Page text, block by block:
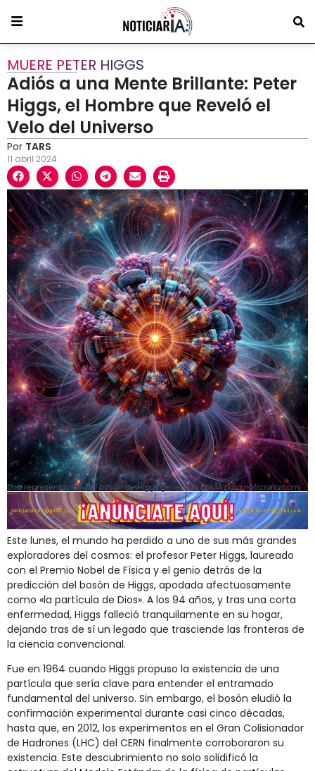
MUERE PETER HIGGS
Adiós a una Mente Brillante: Peter
Higgs, el Hombre que Reveló el
Velo del Universo
Por TARS
11 abril 2024
Una representación del bosón de Higgs generada por IA para noticiaria.com
Este lunes, el mundo ha perdido a uno de sus más grandes
exploradores del cosmos: el profesor Peter Higgs, laureado
con el Premio Nobel de Física y el genio detrás de la
predicción del bosón de Higgs, apodada afectuosamente
como «la partícula de Dios». A los 94 años, y tras una corta
enfermedad, Higgs falleció tranquilamente en su hogar,
dejando tras de sí un legado que trasciende las fronteras de
la ciencia convencional.
Fue en 1964 cuando Higgs propuso la existencia de una
partícula que sería clave para entender el entramado
fundamental del universo. Sin embargo, el bosón eludió la
confirmación experimental durante casi cinco décadas,
hasta que, en 2012, los experimentos en el Gran Colisionador
de Hadrones (LHC) del CERN finalmente corroboraron su
existencia. Este descubrimiento no solo solidificó la